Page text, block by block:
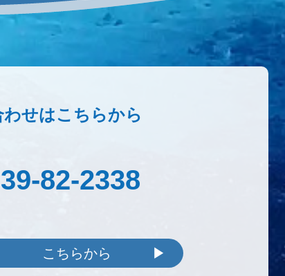
せはこちらから
82-2338
こちらから